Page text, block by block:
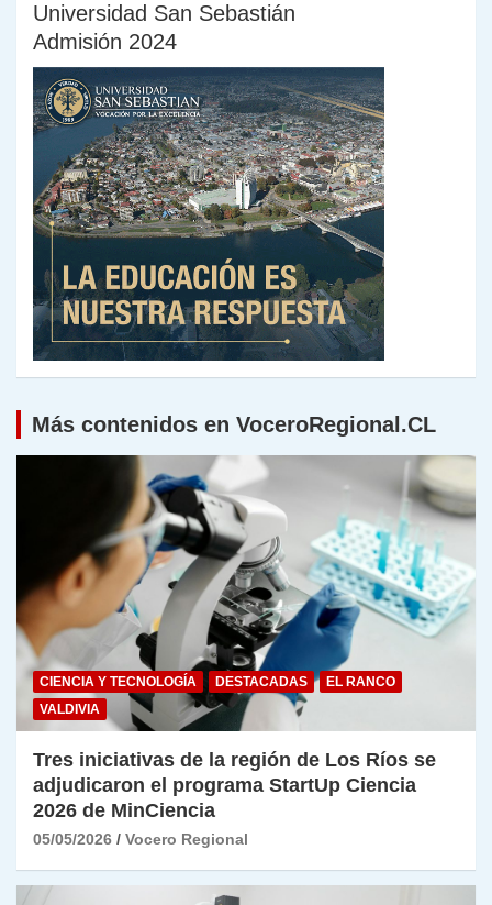
Universidad San Sebastián
Admisión 2024
Más contenidos en VoceroRegional.CL
CIENCIA Y TECNOLOGÍA DESTACADAS
EL RANCO
VALDIVIA
Tres iniciativas de la región de Los Ríos se
adjudicaron el programa StartUp Ciencia
2026 de MinCiencia
05/05/2026 Vocero Regional